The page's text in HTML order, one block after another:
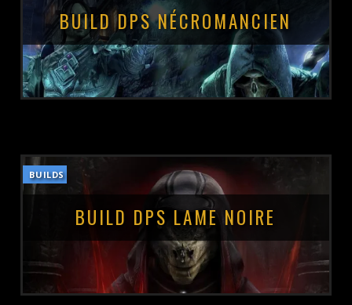
BUILD DPS NÉCROMANCIEN
POSTÉ LE : 9 OCTOBRE 2021
BUILDS
BUILD DPS LAME NOIRE